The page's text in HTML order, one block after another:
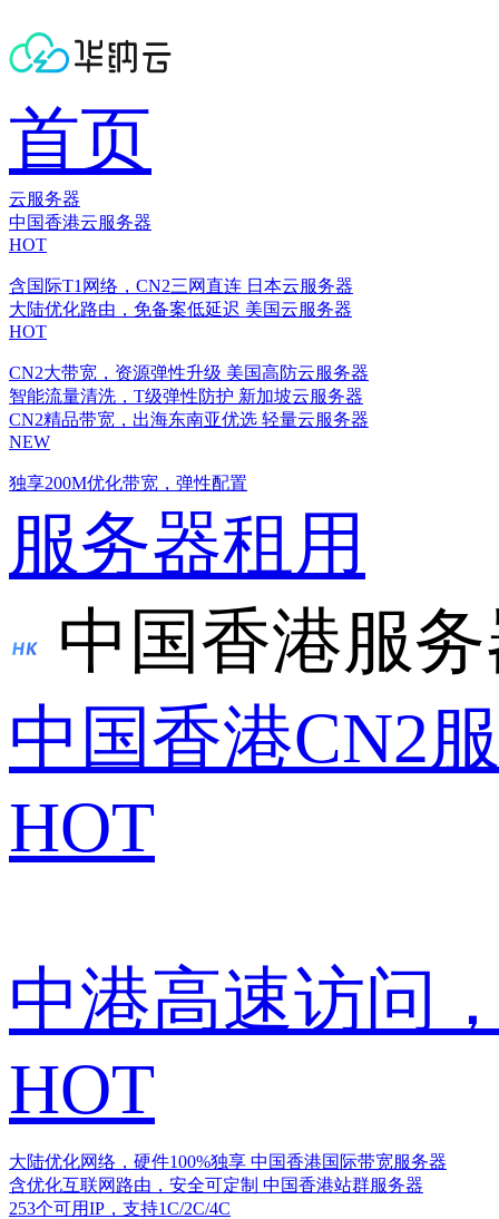
首页
云服务器
中国香港云服务器
HOT
含国际T1网络，CN2三网直连 日本云服务器
大陆优化路由，免备案低延迟 美国云服务器
HOT
CN2大带宽，资源弹性升级 美国高防云服务器
智能流量清洗，T级弹性防护 新加坡云服务器
CN2精品带宽，出海东南亚优选 轻量云服务器
NEW
独享200M优化带宽，弹性配置
服务器租用
中国香港服
中国香港CN2
HOT
中港高速访问
HOT
大陆优化网络，硬件100%独享 中国香港国际带宽服务器
含优化互联网路由，安全可定制 中国香港站群服务器
253个可用IP，支持1C/2C/4C